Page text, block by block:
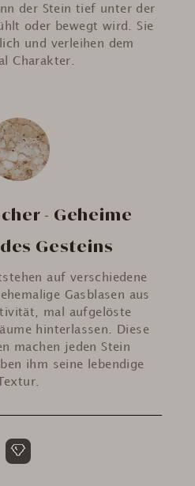
der Stein tief unter der
oder bewegt wird. Sie
und verleihen dem
Charakter.
- Geheime
Gesteins
auf verschiedene
Gasblasen aus
mal aufgelöste
hinterlassen. Diese
machen jeden Stein
ihm seine lebendige
Textur.